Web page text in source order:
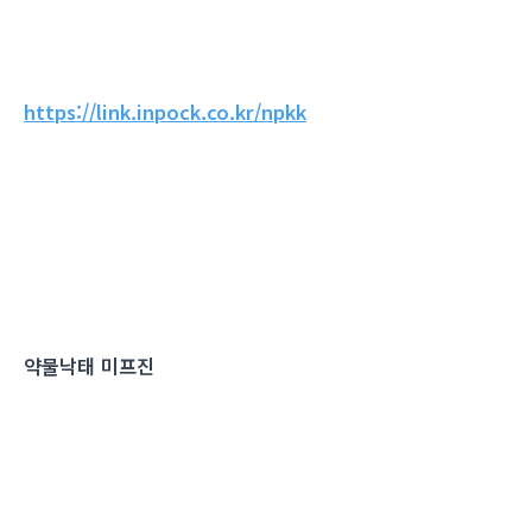
https://link.inpock.co.kr/npkk
약물낙태 미프진